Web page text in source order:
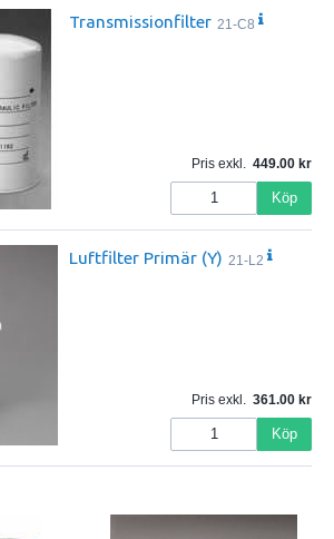
Transmissionfilter 21-C8
Pris exkl. 449.00
Köp
Luftfilter Primär (Y) 21-L2
Pris exkl. 361.00
Köp